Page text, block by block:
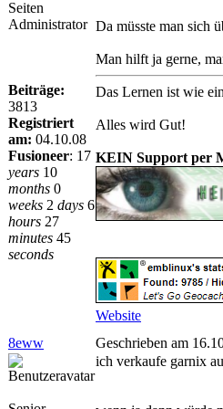
Seiten
Administrator
Beiträge:
3813
Registriert
am: 04.10.08
Fusioneer: 17
years 10
months 0
weeks 2 days 6
hours 27
minutes 45
seconds
Da müsste man sich
Man hilft ja gerne,
Das Lernen ist wie
Alles wird Gut!
KEIN Support per
Website
8eww
Geschrieben am
ich verkaufe garnix